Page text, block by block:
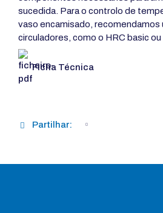
sucedida. Para o controlo de
vaso encamisado, recomendamos
circuladores, como o HRC basic ou
Ficha Técnica
Partilhar: